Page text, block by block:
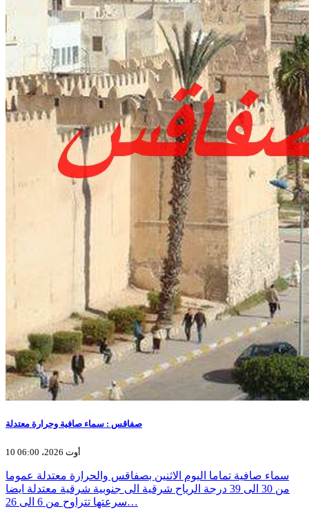
صفاقس : سماء صافية وحرارة معتدلة
10 أوت 2026، 06:00
سماء صافية تماما اليوم الاثنين بصفاقس والحرارة معتدلة عموما
من 30 الى 39 درجة الرياح شرقية الى جنوبية شرقية معتدلة ايضا
سرعتها تتراوح من 6 الى 26…